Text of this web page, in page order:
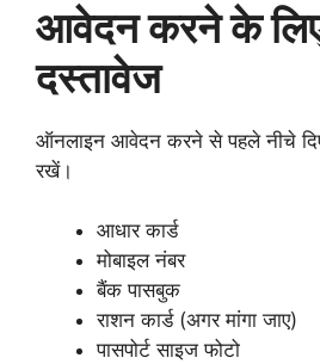
आवेदन करने के
दस्तावेज
ऑनलाइन आवेदन करने से पहले नीचे
रखें।
आधार कार्ड
मोबाइल नंबर
बैंक पासबुक
राशन कार्ड (अगर मांगा जाए)
पासपोर्ट साइज फोटो